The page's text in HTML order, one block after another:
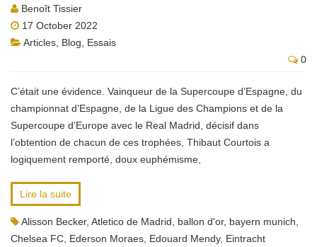
Benoît Tissier
17 October 2022
Articles Blog
Essais
0
C’était une évidence. Vainqueur de la Supercoupe d’Espagne, du
championnat d’Espagne, de la Ligue des Champions et de la
Supercoupe d’Europe avec le Real Madrid, décisif dans
l’obtention de chacun de ces trophées, Thibaut Courtois a
logiquement remporté, doux euphémisme,
Lire la suite
Alisson Becker, Atletico de Madrid ballon d'or, bayern munich
Chelsea FC Ederson Moraes Edouard Mendy, Eintracht